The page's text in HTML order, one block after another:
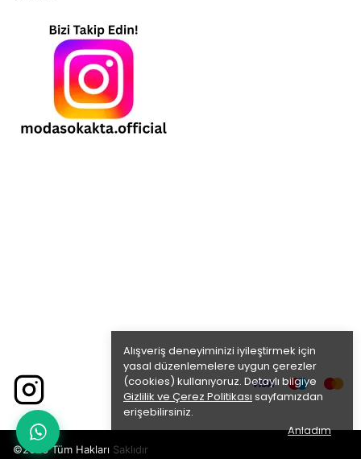
Alışveriş deneyiminizi iyileştirmek için
yasal düzenlemelere uygun çerezler
(cookies) kullanıyoruz. Detaylı bilgiye
Gizlilik ve Çerez Politikası sayfamızdan
erişebilirsiniz.
Anladım
©2026 Tüm Hakları Saklıdır